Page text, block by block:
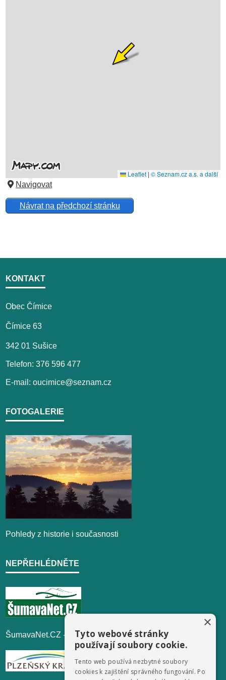
Navigovat
Návrat na předchozí stránku
KONTAKT
Obec Čímice
Čímice 63
342 01 Sušice
Telefon: 376 596 477
E-mail: oucimice@seznam.cz
FOTOGALERIE
Pohledy z historie i současnosti
NEPŘEHLÉDNĚTE
ŠumavaNet.CZ - informace o regionu
×
Tyto webové stránky
používají soubory cookie.
Tento web používá nezbytné soubory
cookies k zajištění správného fungování. Po